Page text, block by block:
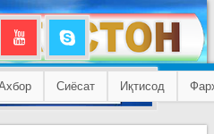
Сиёсат Иқтисод